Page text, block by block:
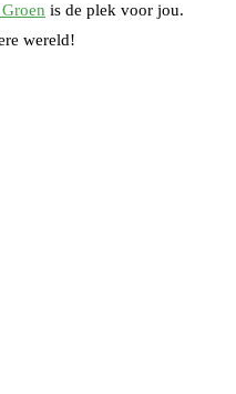
is de plek voor jou.
wereld!